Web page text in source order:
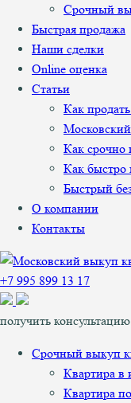
Срочный
Быстрая продажа
Наши сделки
Online оценка
Статьи
Как
Как срочно
Как быстро
Быстрый
О компании
Контакты
+7 995 899 13 17
получить консультацию
Срочный выкуп
Квартира в
Квартира